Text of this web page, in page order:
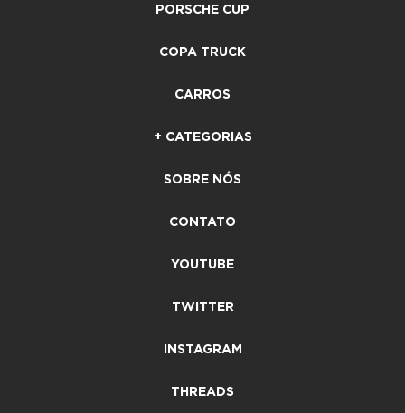
PORSCHE CUP
COPA TRUCK
CARROS
+ CATEGORIAS
SOBRE NÓS
CONTATO
YOUTUBE
TWITTER
INSTAGRAM
THREADS